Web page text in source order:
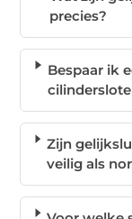
precies?
Bespaar ik
Zijn
veilig als